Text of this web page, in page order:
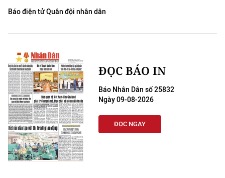
Báo điện tử Quân đội nhân dân
ĐỌC BÁO IN
Báo Nhân Dân số 25832
Ngày 09-08-2026
ĐỌC NGAY